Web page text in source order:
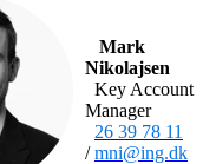
Mark
Nikolajsen
Key Account
Manager
26 39 78 11
/mni@ing.dk